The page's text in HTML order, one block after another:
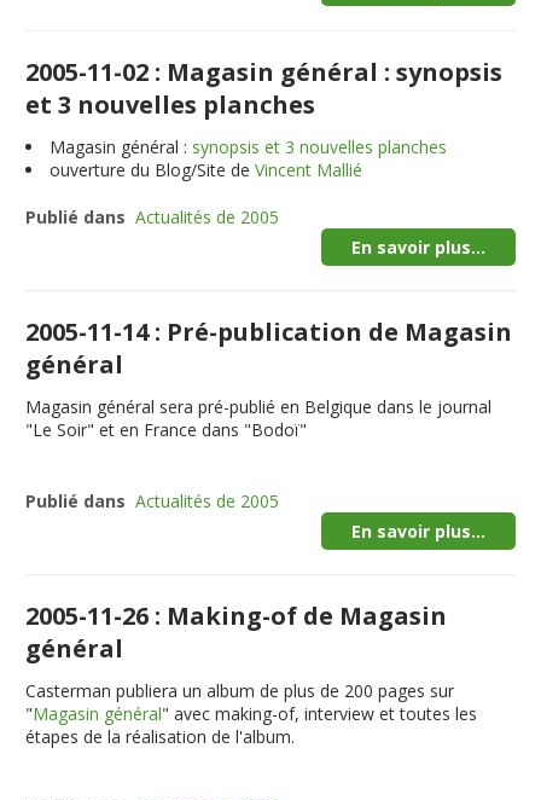
2005-11-02 : Magasin général : synopsis
et 3 nouvelles planches
Magasin général : synopsis et 3 nouvelles planches
ouverture du Blog/Site deVincent Mallié
Publié dans Actualités de 2005
En savoir plus...
2005-11-14 : Pré-publication de Magasin
général
Magasin général sera pré-publié en Belgique dans le journal
"Le Soir" et en France dans "Bodoï"
Publié dans Actualités de 2005
En savoir plus...
2005-11-26 : Making-of de Magasin
général
Casterman publiera un album de plus de 200 pages sur
"Magasin général" avec making-of, interview et toutes les
étapes de la réalisation de l'album.